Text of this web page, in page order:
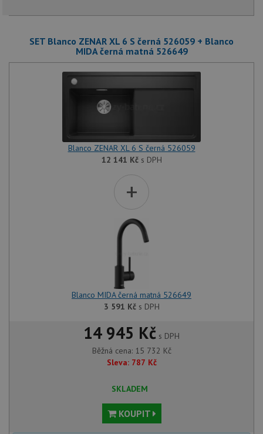
SET Blanco ZENAR XL 6 S černá 526059 + Blanco
MIDA černá matná 526649
Blanco ZENAR XL 6 S černá 526059
12 141 Kčs DPH
+
Blanco MIDA černá matná 526649
3 591 Kčs DPH
14 945 Kč s DPH
Běžná cena: 15 732 Kč
Sleva: 787 Kč
SKLADEM
KOUPIT